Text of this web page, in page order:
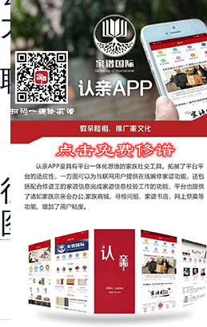
大店）加侨国际
联系电话：
往期精彩：认
图利
认